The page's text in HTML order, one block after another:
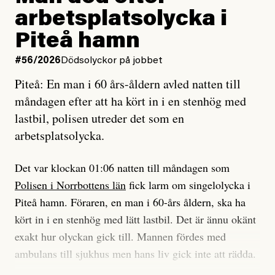
Vad betyder det att vara en röd, grön och oberoende
tidning?
Vad är bra journalistik?
Ett försök till korta svar som jag hoppas kan förtydliga
för Kuhn och Sassarinis-McGowan och andra hur jag
som chefredaktör ser på Dagens ETC:s uppdrag och
roll.
Vi skriver för våra läsare som vill bli informerade,
överraskade, bekräftade, utmanade – och som kräver
att vi granskar allt och alla.
Vi är som sagt en röd, grön och oberoende tidning.
Det betyder en annan journalistik än vad du hittar i
Jag lärde mig renovera
enligt uråldrig metod
och lade min sista ungdom
på att laga en gammal bod.
Jag sökte ljuset och meningen,
efter det som var rent, rätt och sant,
och aldrig såg jag det klarare än
när jag ombord på bussen hjälpte en tant.
#23/2026Intervjun
Jesper Lundby: ”Livet i sig
är ganska politiskt”
arbetsplatsolycka i
Piteå hamn
#56/2026 Dödsolyckor på jobbet
Piteå: En man i 60 års-åldern avled natten till
måndagen efter att ha kört in i en stenhög med
lastbil, polisen utreder det som en
arbetsplatsolycka.
Det var klockan 01:06 natten till måndagen som
Polisen i Norrbottens län fick larm om singelolycka i
Piteå hamn. Föraren, en man i 60-års åldern, ska ha
kört in i en stenhög med lätt lastbil. Det är ännu okänt
exakt hur olyckan gick till. Mannen fördes med
ambulans till sjukhus men hans liv gick inte att rädda.